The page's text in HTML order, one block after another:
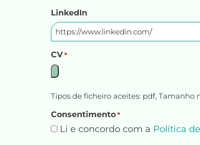
LinkedIn
CV *
Tipos de ficheiro aceites: pdf, Tamanho
Consentimento *
Li e concordo com a Política